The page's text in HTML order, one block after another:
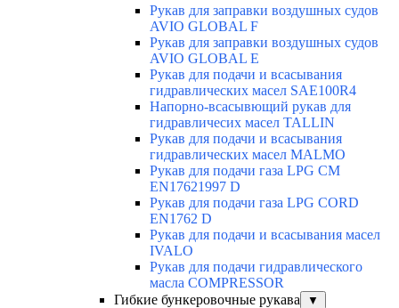
Рукав для заправки воздушных судов
AVIO GLOBAL F
Рукав для заправки воздушных судов
AVIO GLOBAL E
Рукав для подачи и всасывания
гидравлических масел SAE100R4
Напорно-всасывющий рукав для
гидравличесих масел TALLIN
Рукав для подачи и всасывания
гидравлических масел MALMO
Рукав для подачи газа LPG CM
EN17621997 D
Рукав для подачи газа LPG CORD
EN1762 D
Рукав для подачи и всасывания масел
IVALO
Рукав для подачи гидравлического
масла COMPRESSOR
Гибкие бункеровочные рукава
▼